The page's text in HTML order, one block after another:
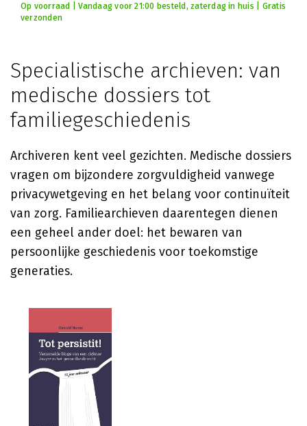
Op voorraad | Vandaag voor 21:00 besteld, zaterdag in huis | Gratis
verzonden
Specialistische archieven: van
medische dossiers tot
familiegeschiedenis
Archiveren kent veel gezichten. Medische dossiers
vragen om bijzondere zorgvuldigheid vanwege
privacywetgeving en het belang voor continuïteit
van zorg. Familiearchieven daarentegen dienen
een geheel ander doel: het bewaren van
persoonlijke geschiedenis voor toekomstige
generaties.